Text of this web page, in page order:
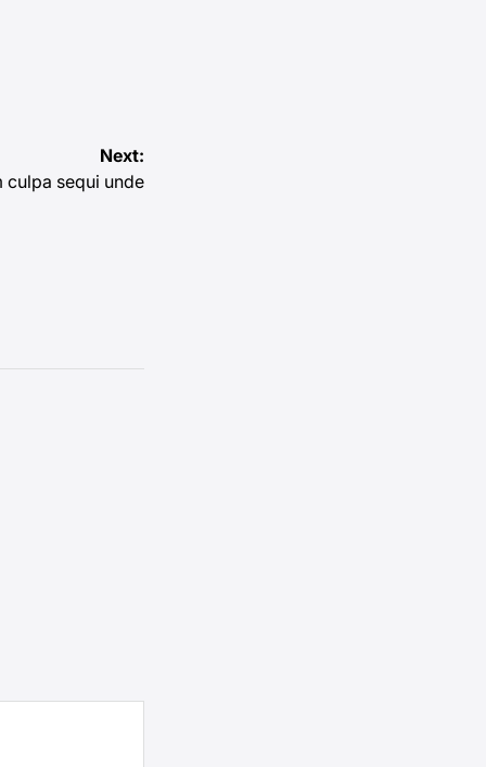
Next:
culpa sequi unde